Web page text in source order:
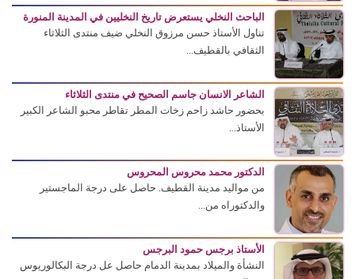
الباحث النخلي يستعرض تاريخ النخليين في المدينة المنورة
تناول الأستاذ حسن مرزوق النخلي ضيف منتدى الثلاثاء
الثقافي بالقطيف...
الشاعر الانسان جاسم الصحيح في منتدى الثلاثاء
بحضور حاشد زاحم زخات المطر تقاطر محبو الشاعر الكبير
الأستاذ...
الدكتور محمد محروس المحروس
من مواليد مدينة القطيف. حاصل على درجة الماجستير
والدكتوراه من...
الأستاذ برجس حمود البرجس
النشأة والميلاد بمدينة الدمام حاصل عل درجة البكالوريوس